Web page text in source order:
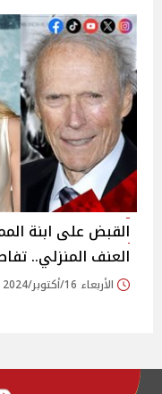
القبض على ابنة
العنف المنزلي..
الأربعاء 16/أكتوبر/2024 - 12:27 م